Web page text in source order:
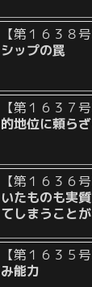
【第１６３８号
シップの罠
【第１６３７
的地位に頼ら
【第１６３６号
いたものも実
てしまうこと
【第１６３５
み能力